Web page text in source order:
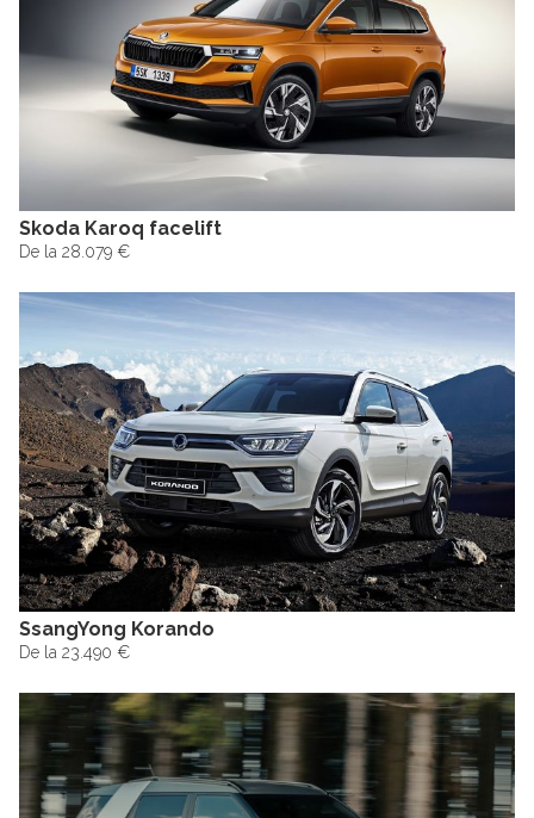
Skoda Karoq facelift
De la 28.079 €
SsangYong Korando
De la 23.490 €